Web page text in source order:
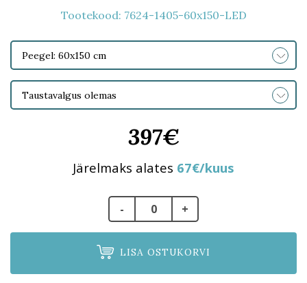
Tootekood: 7624-1405-60x150-LED
Peegel: 60x150 cm
Taustavalgus olemas
397€
Järelmaks alates 67€/kuus
LISA OSTUKORVI